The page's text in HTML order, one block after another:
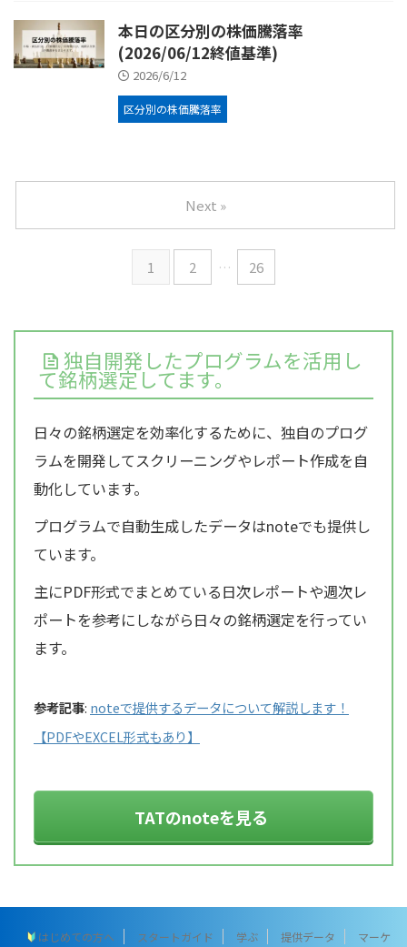
本日の区分別の株価騰落率
(2026/06/12終値基準)
2026/6/12
区分別の株価騰落率
1 2 … 26
Next »
独自開発したプログラムを活用し
て銘柄選定してます。
日々の銘柄選定を効率化するために、独自のプログ
ラムを開発してスクリーニングやレポート作成を自
動化しています。
プログラムで自動生成したデータはnoteでも提供し
ています。
主にPDF形式でまとめている日次レポートや週次レ
ポートを参考にしながら日々の銘柄選定を行ってい
ます。
参考記事: noteで提供するデータについて解説します！
【PDFやEXCEL形式もあり】
TATのnoteを見る
はじめての方へ スタートガイド 学ぶ 提供データ マーケ